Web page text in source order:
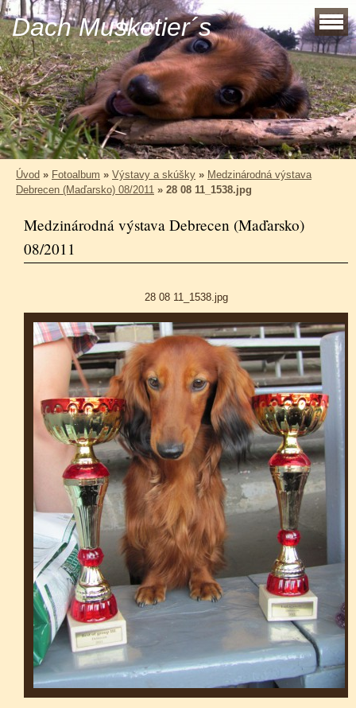
Dach Musketier´s
Úvod » Fotoalbum » Výstavy a skúšky » Medzinárodná výstava
Debrecen (Maďarsko) 08/2011 » 28 08 11_1538.jpg
Medzinárodná výstava Debrecen (Maďarsko)
08/2011
28 08 11_1538.jpg